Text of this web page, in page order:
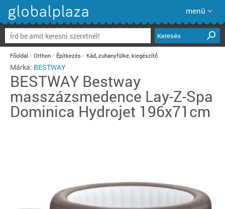
menü
Keresés
Főoldal Otthon Építkezés Kád, zuhanyfülke, kiegészítő
Márka: BESTWAY
BESTWAY Bestway
masszázsmedence Lay-Z-Spa
Dominica Hydrojet 196x71cm